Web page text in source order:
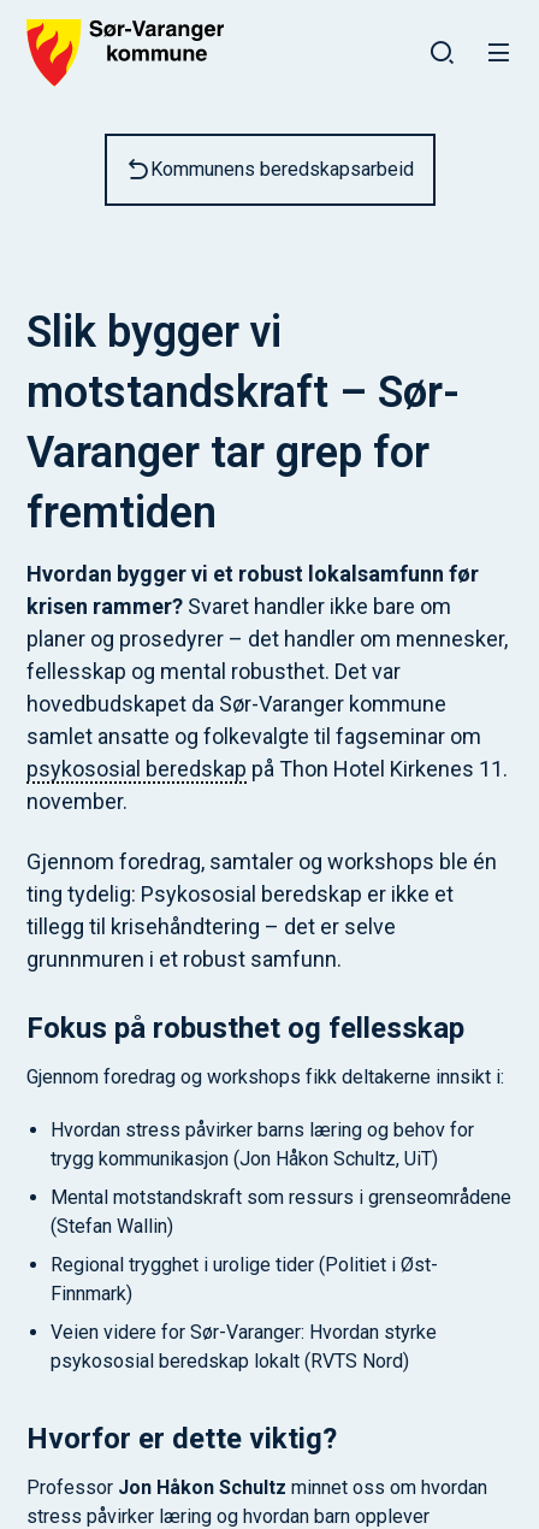
Kommunens beredskapsarbeid
Slik bygger vi
motstandskraft – Sør-
Varanger tar grep for
fremtiden
Hvordan bygger vi et robust lokalsamfunn før
krisen rammer? Svaret handler ikke bare om
planer og prosedyrer – det handler om mennesker,
fellesskap og mental robusthet. Det var
hovedbudskapet da Sør-Varanger kommune
samlet ansatte og folkevalgte til fagseminar om
psykososial beredskap på Thon Hotel Kirkenes 11.
november.
Gjennom foredrag, samtaler og workshops ble én
ting tydelig: Psykososial beredskap er ikke et
tillegg til krisehåndtering – det er selve
grunnmuren i et robust samfunn.
Fokus på robusthet og fellesskap
Gjennom foredrag og workshops fikk deltakerne innsikt i:
Hvordan stress påvirker barns læring og behov for
trygg kommunikasjon (Jon Håkon Schultz, UiT)
Mental motstandskraft som ressurs i grenseområdene
(Stefan Wallin)
Regional trygghet i urolige tider (Politiet i Øst-
Finnmark)
Veien videre for Sør-Varanger: Hvordan styrke
psykososial beredskap lokalt (RVTS Nord)
Hvorfor er dette viktig?
Professor Jon Håkon Schultz minnet oss om hvordan
stress påvirker læring og hvordan barn opplever